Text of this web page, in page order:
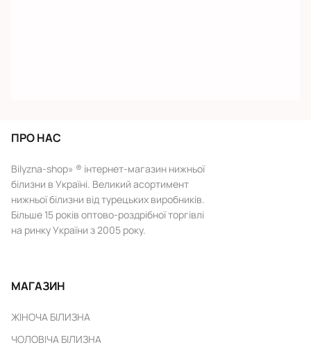
ПРО НАС
Bilyzna-shop» ® інтернет-магазин нижньої
білизни в Україні. Великий асортимент
нижньої білизни від турецьких виробників.
Більше 15 років оптово-роздрібної торгівлі
на ринку України з 2005 року.
МАГАЗИН
ЖІНОЧА БІЛИЗНА
ЧОЛОВІЧА БІЛИЗНА